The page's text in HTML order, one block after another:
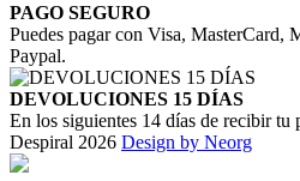
PAGO SEGURO
Puedes pagar con Visa, MasterCard,
Paypal.
DEVOLUCIONES 15 DÍAS
En los siguientes 14 días de recibir tu
Despiral 2026 Design by Neorg